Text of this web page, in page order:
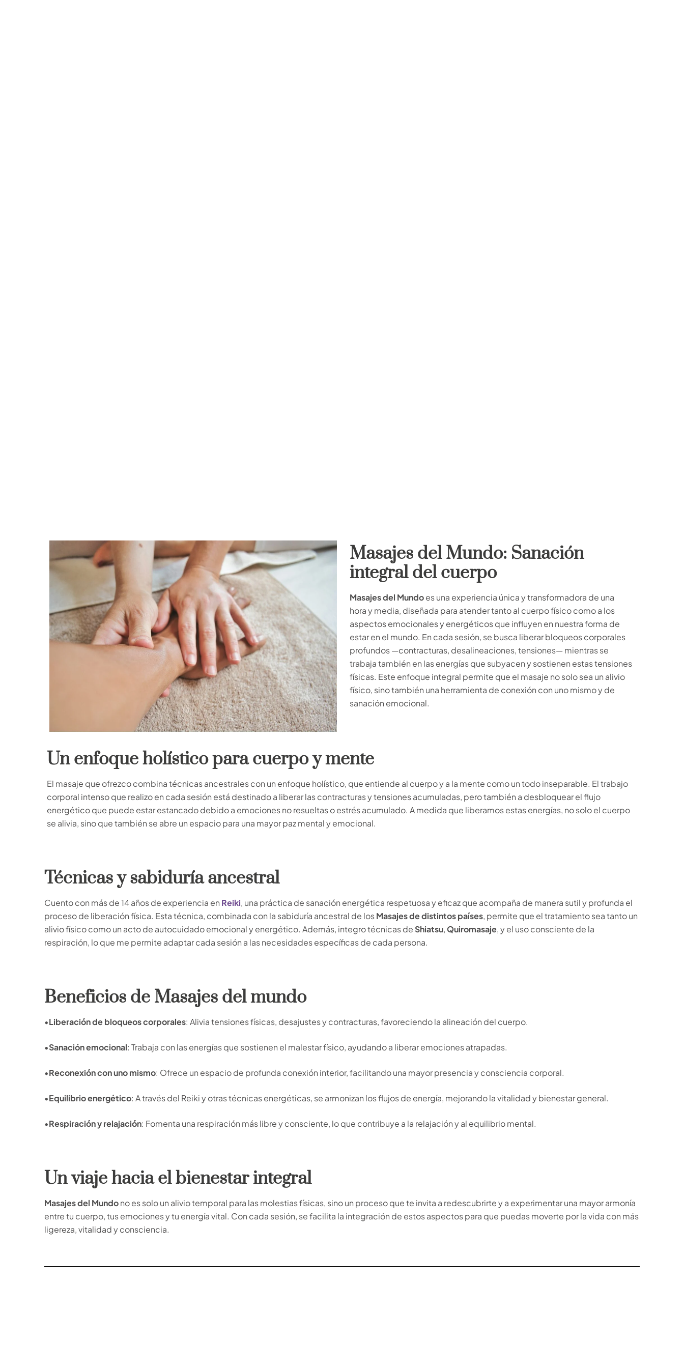
Masajes del Mundo: Sanación
integral del cuerpo
Masajes del Mundoes una experiencia única y transformadora de una
hora y media, diseñada para atender tanto al cuerpo físico como a los
aspectos emocionales y energéticos que influyen en nuestra forma de
estar en el mundo. En cada sesión, se busca liberar bloqueos corporales
profundos —contracturas, desalineaciones, tensiones— mientras se
trabaja también en las energías que subyacen y sostienen estas tensiones
físicas. Este enfoque integral permite que el masaje no solo sea un alivio
físico, sino también una herramienta de conexión con uno mismo y de
sanación emocional.
Un enfoque holístico para cuerpo y mente
El masaje que ofrezco combina técnicas ancestrales con un enfoque holístico, que entiende al cuerpo y a la mente como un todo inseparable. El trabajo
corporal intenso que realizo en cada sesión está destinado a liberar las contracturas y tensiones acumuladas, pero también a desbloquear el flujo
energético que puede estar estancado debido a emociones no resueltas o estrés acumulado. A medida que liberamos estas energías, no solo el cuerpo
se alivia, sino que también se abre un espacio para una mayor paz mental y emocional.
Técnicas y sabiduría ancestral
Cuento con más de 14 años de experiencia en Reiki, una práctica de sanación energética respetuosa y eficaz que acompaña de manera sutil y profunda el
proceso de liberación física. Esta técnica, combinada con la sabiduría ancestral de losMasajes de distintos países, permite que el tratamiento sea tanto un
alivio físico como un acto de autocuidado emocional y energético. Además, integro técnicas de Shiatsu,Quiromasaje, y el uso consciente de la
respiración, lo que me permite adaptar cada sesión a las necesidades específicas de cada persona.
Beneficios de Masajes del mundo
•Liberación de bloqueos corporales: Alivia tensiones físicas, desajustes y contracturas, favoreciendo la alineación del cuerpo.
•Sanación emocional: Trabaja con las energías que sostienen el malestar físico, ayudando a liberar emociones atrapadas.
•Reconexión con uno mismo: Ofrece un espacio de profunda conexión interior, facilitando una mayor presencia y consciencia corporal.
•Equilibrio energético: A través del Reiki y otras técnicas energéticas, se armonizan los flujos de energía, mejorando la vitalidad y bienestar general.
•Respiración y relajación: Fomenta una respiración más libre y consciente, lo que contribuye a la relajación y al equilibrio mental.
Un viaje hacia el bienestar integral
Masajes del Mundono es solo un alivio temporal para las molestias físicas, sino un proceso que te invita a redescubrirte y a experimentar una mayor armonía
entre tu cuerpo, tus emociones y tu energía vital. Con cada sesión, se facilita la integración de estos aspectos para que puedas moverte por la vida con más
ligereza, vitalidad y consciencia.